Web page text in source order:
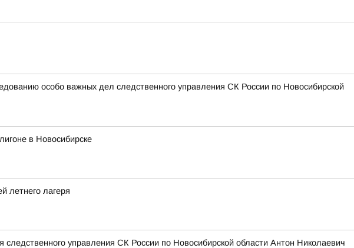
особо важных дел следственного управления СК России по Новосибирской
в Новосибирске
летнего лагеря
управления СК России по Новосибирской области Антон Николаевич